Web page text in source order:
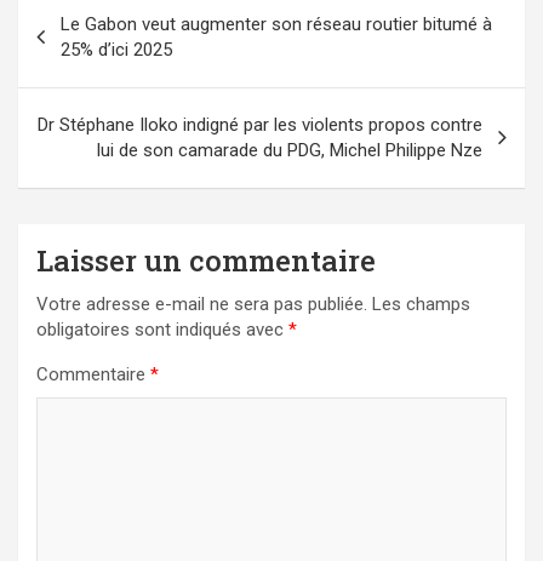
de
l’article
Le Gabon veut augmenter son réseau routier bitumé à
25% d’ici 2025
Dr Stéphane Iloko indigné par les violents propos contre
lui de son camarade du PDG, Michel Philippe Nze
Laisser un commentaire
Votre adresse e-mail ne sera pas publiée. Les champs
obligatoires sont indiqués avec *
Commentaire *